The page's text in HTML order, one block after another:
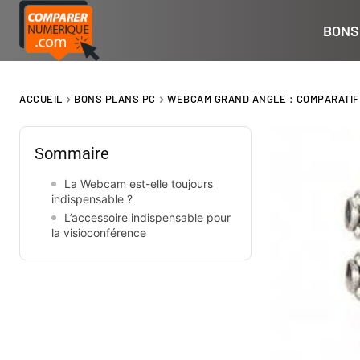
ACCUEIL BONS PLANS PC WEBCAM GRAND ANGLE :
Sommaire
La Webcam est-elle toujours
indispensable ?
L’accessoire indispensable pour
la visioconférence